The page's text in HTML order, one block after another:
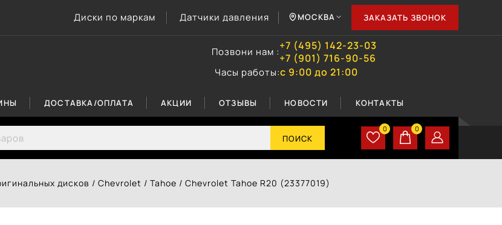
Диски по маркам Датчики давления МОСКВА ЗАКАЗАТЬ ЗВОНОК
Позвони нам :+7 (495) 142-23-03
+7 (901) 716-90-56
Часы работы:с 9:00 до 21:00
ДОСТАВКА/ОПЛАТА АКЦИИ ОТЗЫВЫ НОВОСТИ КОНТАКТЫ
ПОИСК
0 0
дисков / Chevrolet / Tahoe / Chevrolet Tahoe R20 (23377019)